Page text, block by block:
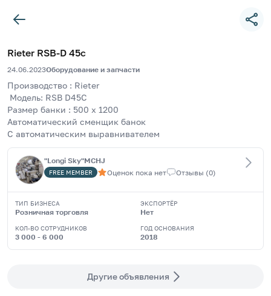
Rieter RSB-D 45c
24.06.2023Оборудование и запчасти
Производство : Rieter
Модель: RSB D45C
Размер банки : 500 x 1200
Автоматический сменщик банок
С автоматическим выравнивателем
"Longi Sky"MCHJ
FREE MEMBER Оценок пока нет Отзывы (0)
ТИП БИЗНЕСА
Розничная торговля
ЭКСПОРТЁР
Нет
КОЛ-ВО СОТРУДНИКОВ
3 000 - 6 000
ГОД ОСНОВАНИЯ
2018
Другие объявления